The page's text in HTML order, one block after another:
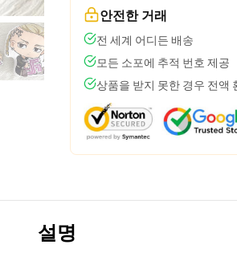
안전한 거래
전 세계 어디든 배송
모든 소포에 추적 번호 제공
상품을 받지 못한 경우 전액
설명